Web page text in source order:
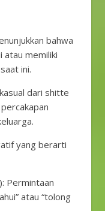
bahwa
atau memiliki
ini.
dari shitte
yang berarti
Permintaan
atau “tolong